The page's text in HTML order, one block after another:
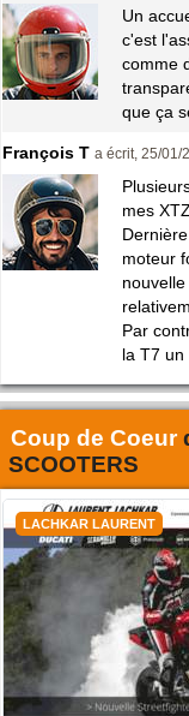
Un
c'est
comme
que ça
François T a écrit, 25/01/
mes
moteur
Par
la T7
Coup de Coeur
SCOOTERS
LACHKAR LAURENT